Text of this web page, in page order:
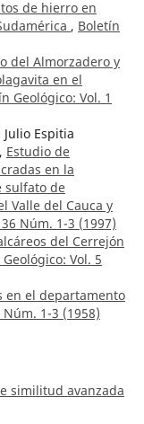
de hierro en
, Boletín
del Almorzadero y
en el
Geológico: Vol. 1
Espitia
Estudio de
en la
sulfato de
Valle del Cauca y
Núm. 1-3 (1997)
del Cerrejón
Vol. 5
en el departamento
1-3 (1958)
similitud avanzada